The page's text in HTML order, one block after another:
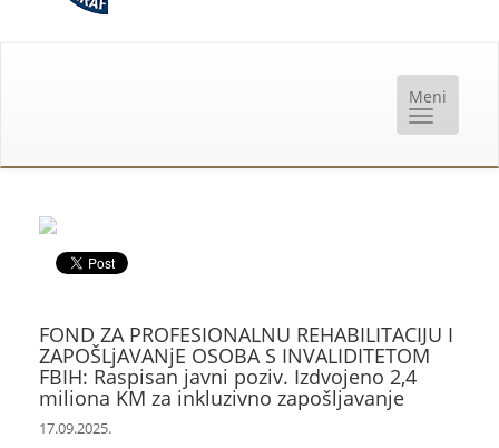
FOND ZA PROFESIONALNU REHABILITACIJU I
ZAPOŠLjAVANjE OSOBA S INVALIDITETOM
FBIH: Raspisan javni poziv. Izdvojeno 2,4
miliona KM za inkluzivno zapošljavanje
17.09.2025.